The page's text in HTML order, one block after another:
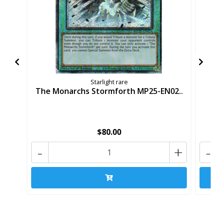
Starlight rare
The Monarchs Stormforth MP25-EN02..
$80.00
+
- -